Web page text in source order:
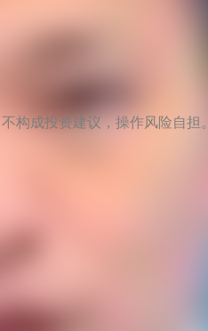
构成投资建议，操作风险自担